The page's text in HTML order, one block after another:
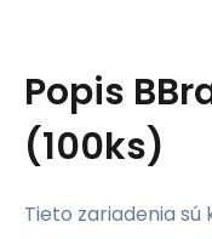
Popis
(100ks)
Tieto zariadenia